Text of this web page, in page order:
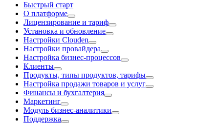
Быстрый старт
О платформе
Лицензирование и тариф
Установка и обновление
Настройки Clouden
Настройки провайдера
Настройка бизнес-процессов
Клиенты
Продукты, типы продуктов, тарифы
Настройка продажи товаров и услуг
Финансы и бухгалтерия
Маркетинг
Модуль бизнес-аналитики
Поддержка